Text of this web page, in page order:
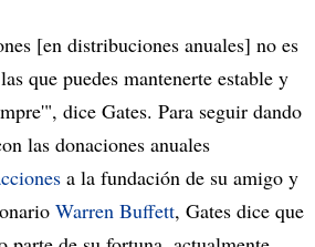
[en distribuciones anuales] no es
que puedes mantenerte estable y
dice Gates. Para seguir dando
las donaciones anuales
a la fundación de su amigo y
Warren Buffett, Gates dice que